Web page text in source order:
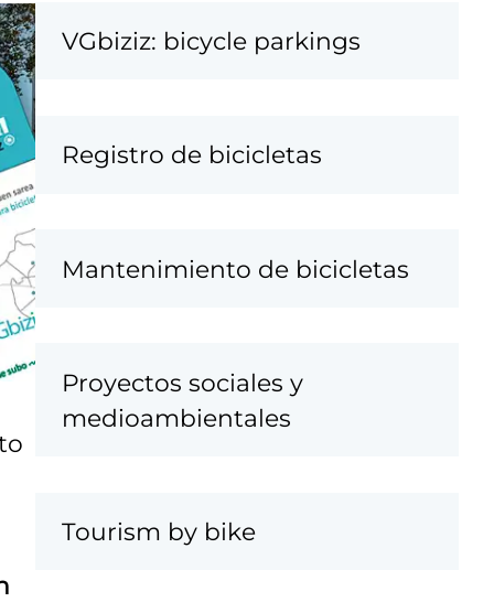
VGbiziz: bicycle parkings
Registro de bicicletas
Mantenimiento de bicicletas
Proyectos sociales y
medioambientales
Tourism by bike